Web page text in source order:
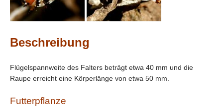
Beschreibung
Flügelspannweite des Falters beträgt etwa 40 mm und die
Raupe erreicht eine Körperlänge von etwa 50 mm.
Futterpflanze